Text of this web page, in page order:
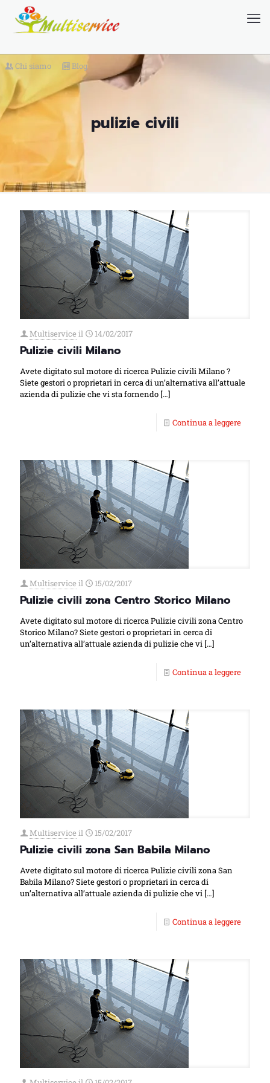
Chi siamo Blog
pulizie civili
Multiservice il 14/02/2017
Pulizie civili Milano
Avete digitato sul motore di ricerca Pulizie civili Milano ?
Siete gestori o proprietari in cerca di un’alternativa all’attuale
azienda di pulizie che vi sta fornendo […]
Continua a leggere
Multiservice il 15/02/2017
Pulizie civili zona Centro Storico Milano
Avete digitato sul motore di ricerca Pulizie civili zona Centro
Storico Milano? Siete gestori o proprietari in cerca di
un’alternativa all’attuale azienda di pulizie che vi […]
Continua a leggere
Multiservice il 15/02/2017
Pulizie civili zona San Babila Milano
Avete digitato sul motore di ricerca Pulizie civili zona San
Babila Milano? Siete gestori o proprietari in cerca di
un’alternativa all’attuale azienda di pulizie che vi […]
Continua a leggere